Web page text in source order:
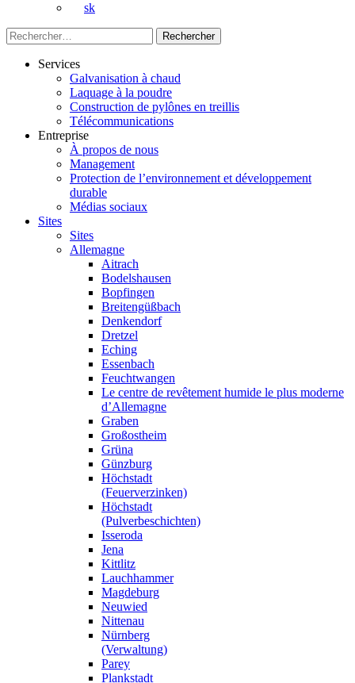
sk
Rechercher :
Services
Galvanisation à chaud
Laquage à la poudre
Construction de pylônes en treillis
Télécommunications
Entreprise
À propos de nous
Management
Protection de l’environnement et développement
durable
Médias sociaux
Sites
Sites
Allemagne
Aitrach
Bodelshausen
Bopfingen
Breitengüßbach
Denkendorf
Dretzel
Eching
Essenbach
Feuchtwangen
Le centre de revêtement humide le plus moderne
d’Allemagne
Graben
Großostheim
Grüna
Günzburg
Höchstadt
(Feuerverzinken)
Höchstadt
(Pulverbeschichten)
Isseroda
Jena
Kittlitz
Lauchhammer
Magdeburg
Neuwied
Nittenau
Nürnberg
(Verwaltung)
Parey
Plankstadt